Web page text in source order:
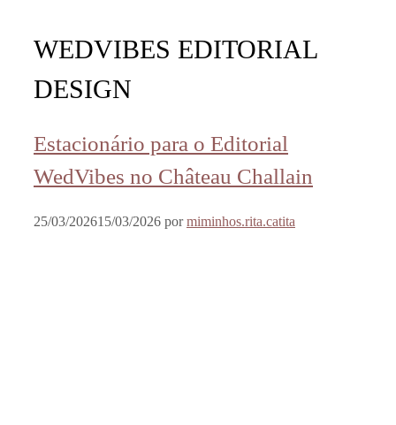
WEDVIBES EDITORIAL
DESIGN
Estacionário para o Editorial
WedVibes no Château Challain
25/03/202615/03/2026 pormiminhos.rita.catita